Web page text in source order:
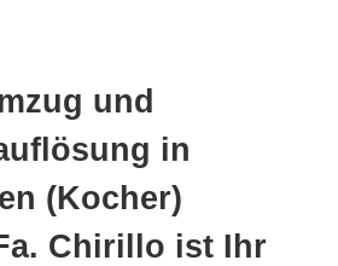
und
in
(Kocher)
Chirillo ist Ihr